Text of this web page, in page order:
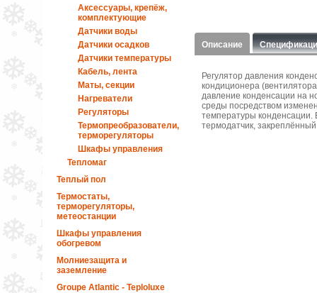
Аксессуары, крепёж,
комплектующие
Датчики воды
Датчики осадков
Датчики температуры
Кабель, лента
Маты, секции
Нагреватели
Регуляторы
Термопреобразователи,
терморегуляторы
Шкафы управления
Тепломаг
Теплый пол
Термостаты,
терморегуляторы,
метеостанции
Шкафы управления
обогревом
Молниезащита и
заземление
Groupe Atlantic - Teploluxe
Описание
Регулятор давления
кондиционера
давление конденсации на
среды посредством
температуры конденсации.
термодатчик,